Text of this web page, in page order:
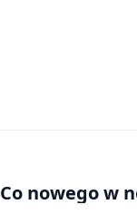
Co nowego w